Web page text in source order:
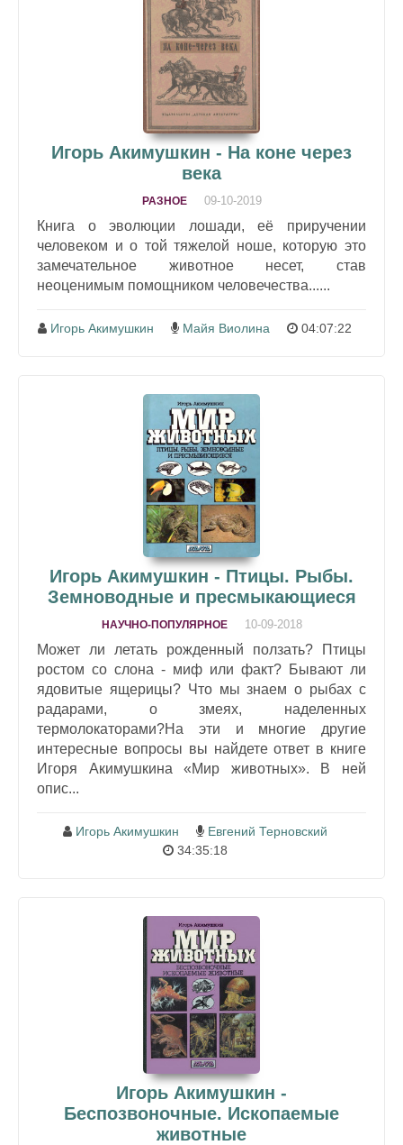
Игорь Акимушкин - На коне через
века
РАЗНОЕ 09-10-2019
Книга о эволюции лошади, её приручении
человеком и о той тяжелой ноше, которую это
замечательное животное несет, став
неоценимым помощником человечества......
Игорь Акимушкин Майя Виолина 04:07:22
Игорь Акимушкин - Птицы. Рыбы.
Земноводные и пресмыкающиеся
НАУЧНО-ПОПУЛЯРНОЕ 10-09-2018
Может ли летать рожденный ползать? Птицы
ростом со слона - миф или факт? Бывают ли
ядовитые ящерицы? Что мы знаем о рыбах с
радарами, о змеях, наделенных
термолокаторами?На эти и многие другие
интересные вопросы вы найдете ответ в книге
Игоря Акимушкина «Мир животных». В ней
опис...
Игорь Акимушкин
Евгений Терновский
34:35:18
Игорь Акимушкин -
Беспозвоночные. Ископаемые
животные